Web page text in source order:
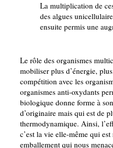
La multiplication de
des algues
ensuite permis une
Le rôle des organismes
mobiliser plus d’énergie,
compétition avec les
organismes anti-oxydants
biologique donne forme à
d’originaire mais qui est de
thermodynamique. Ainsi,
c’est la vie elle-même qui
emballement qui nous